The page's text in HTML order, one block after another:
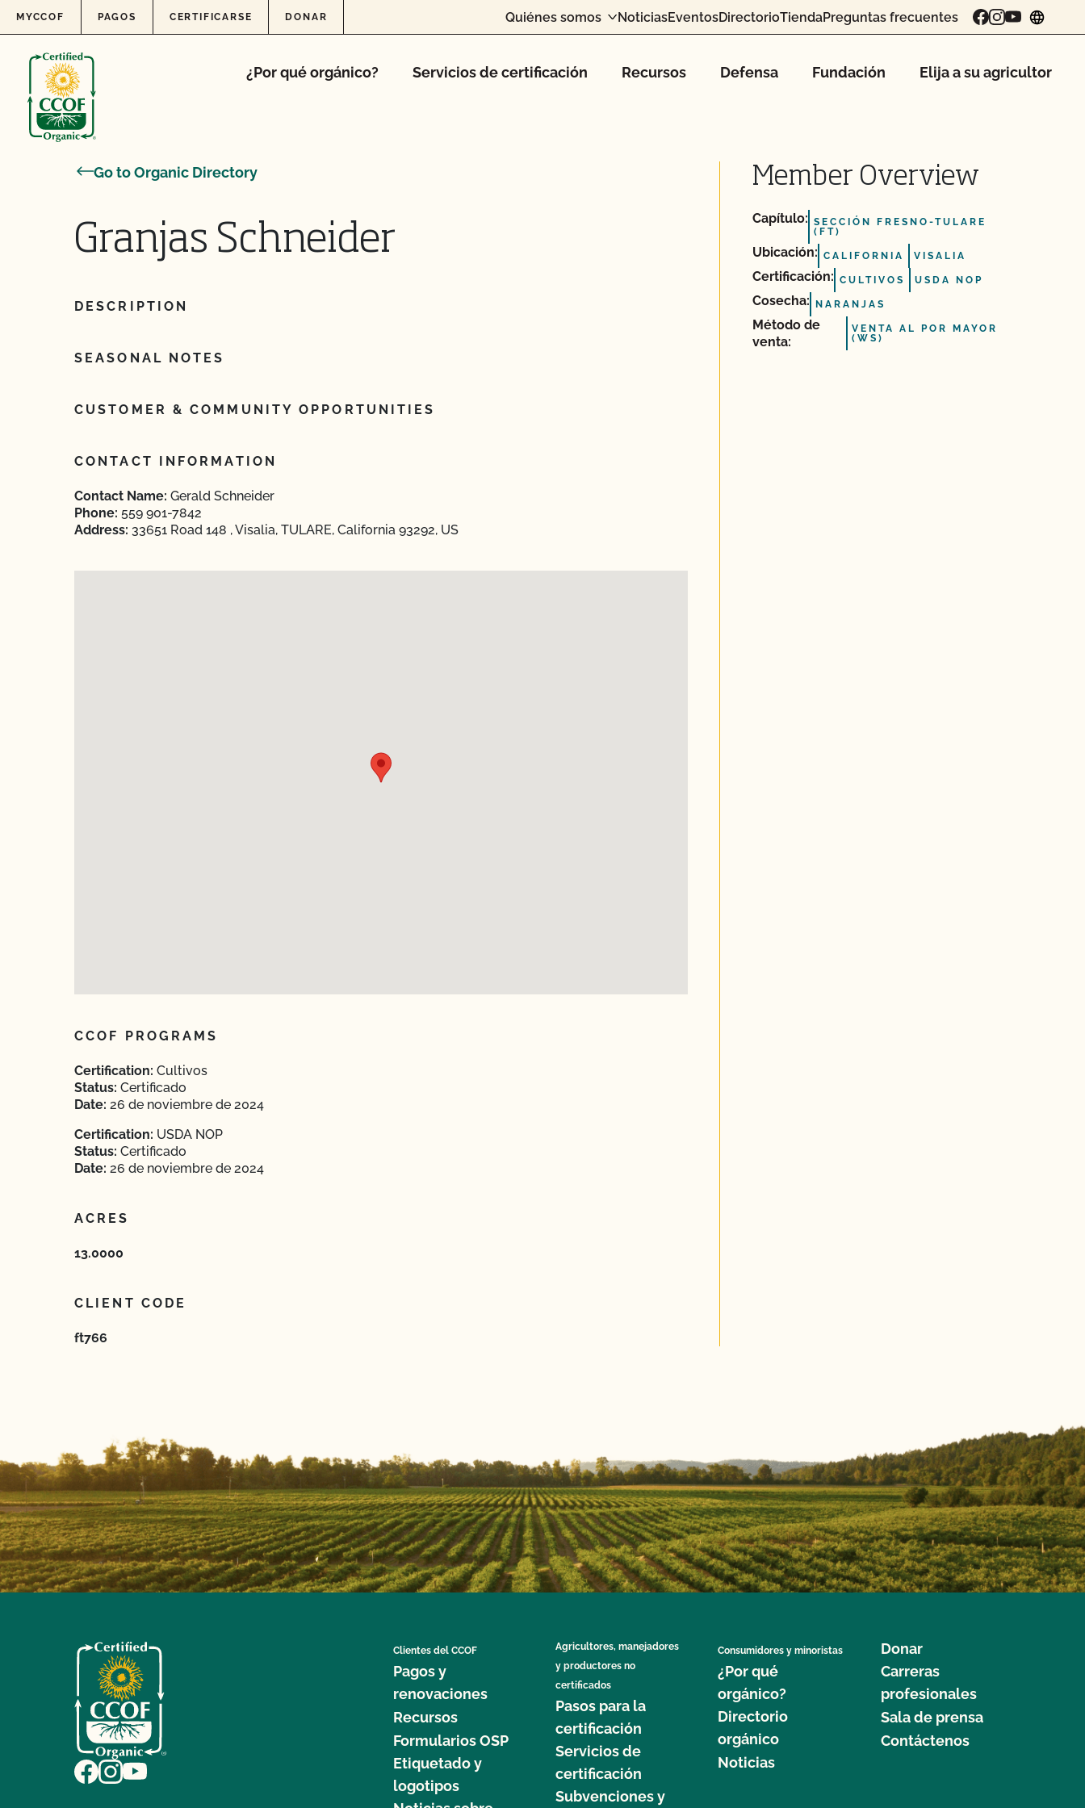
Skip to content
MYCCOF PAGOS CERTIFICARSE DONAR Quiénes somos NoticiasEventosDirectorioTiendaPreguntas frecuentes
¿Por qué orgánico? Servicios de certificación Recursos Defensa Fundación Elija a su agricultor
Go to Organic Directory
Granjas Schneider
DESCRIPTION
SEASONAL NOTES
CUSTOMER & COMMUNITY OPPORTUNITIES
CONTACT INFORMATION
Contact Name: Gerald Schneider
Phone: 559 901-7842
Address: 33651 Road 148 , Visalia, TULARE, California 93292, US
CCOF PROGRAMS
Certification: Cultivos
Status: Certificado
Date: 26 de noviembre de 2024
Certification: USDA NOP
Status: Certificado
Date: 26 de noviembre de 2024
ACRES
13.0000
CLIENT CODE
ft766
Member Overview
Capítulo: SECCIÓN FRESNO-TULARE
(FT)
Ubicación: CALIFORNIA VISALIA
Certificación: CULTIVOS USDA NOP
Cosecha: NARANJAS
Método de
venta:
VENTA AL POR MAYOR
(WS)
Clientes del CCOF
Pagos y
renovaciones
Recursos
Formularios OSP
Etiquetado y
logotipos
Agricultores, manejadores
y productores no
certificados
Pasos para la
certificación
Servicios de
certificación
Subvenciones y
Consumidores y minoristas
¿Por qué
orgánico?
Directorio
orgánico
Noticias
Donar
Carreras
profesionales
Sala de prensa
Contáctenos